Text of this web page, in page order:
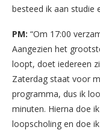
besteed ik aan studie
PM: “Om 17:00
Aangezien het
loopt, doet iedereen
Zaterdag staat voor
programma, dus ik
minuten. Hierna doe
loopscholing en doe